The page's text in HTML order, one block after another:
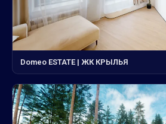
Domeo ESTATE | ЖК КРЫЛЬЯ